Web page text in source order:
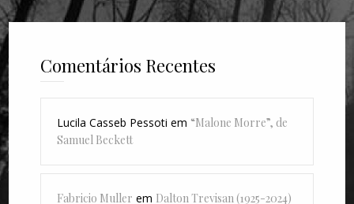
Comentários Recentes
Lucila Casseb Pessoti em “Malone Morre”, de
Samuel Beckett
Fabricio Muller em Dalton Trevisan (1925-2024)